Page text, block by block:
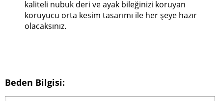
kaliteli nubuk deri ve ayak bileğinizi koruyan
koruyucu orta kesim tasarımı ile her şeye hazır
olacaksınız.
Beden Bilgisi: